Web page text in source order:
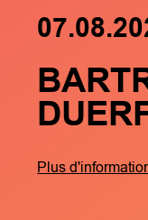
Plus